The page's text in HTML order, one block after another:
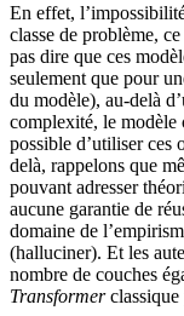
En effet,
classe de problème,
pas dire que ces
seulement que pour
du modèle), au-delà
complexité, le modèle
possible d’utiliser ces
delà, rappelons que
pouvant adresser
aucune garantie de
domaine de
(halluciner). Et les
nombre de couches
Transformerclassique